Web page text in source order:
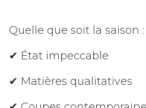
Quelle que soit la saison :
✔ État impeccable
✔ Matières qualitatives